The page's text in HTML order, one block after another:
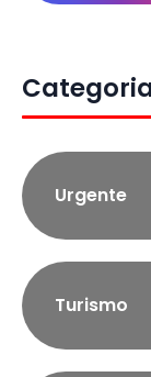
Urgente
Turismo